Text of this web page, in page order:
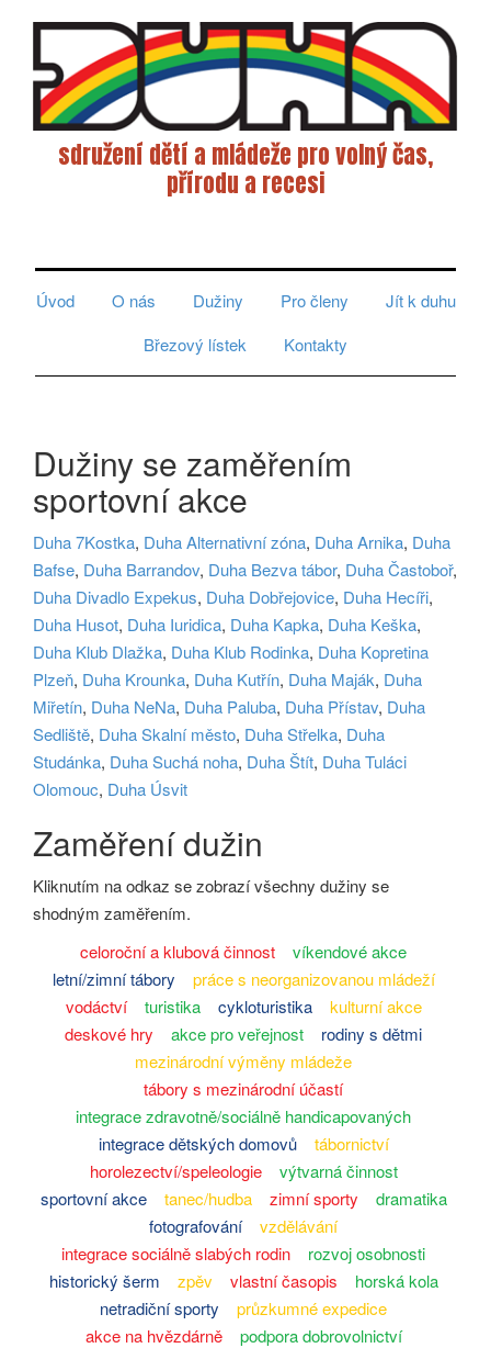
sdružení dětí a mládeže pro volný čas,
přírodu a recesi
Úvod
O nás Dužiny Pro členy
Jít k duhu
Březový lístek
Kontakty
Dužiny se zaměřením
sportovní akce
Duha 7Kostka, Duha Alternativní zóna, Duha Arnika, Duha
Bafse, Duha Barrandov, Duha Bezva tábor, Duha Častoboř,
Duha Divadlo Expekus, Duha Dobřejovice, Duha Hecíři,
Duha Husot, Duha Iuridica, Duha Kapka, Duha Keška,
Duha Klub Dlažka, Duha Klub Rodinka, Duha Kopretina
Plzeň, Duha Krounka, Duha Kutřín, Duha Maják, Duha
Miřetín, Duha NeNa, Duha Paluba, Duha Přístav, Duha
Sedliště, Duha Skalní město, Duha Střelka, Duha
Studánka, Duha Suchá noha, Duha Štít, Duha Tuláci
Olomouc, Duha Úsvit
Zaměření dužin
Kliknutím na odkaz se zobrazí všechny dužiny se
shodným zaměřením.
celoroční a klubová činnost
víkendové akce
letní/zimní tábory
práce s neorganizovanou mládeží
vodáctví
turistika cykloturistika
kulturní akce
deskové hry
akce pro veřejnost
rodiny s dětmi
mezinárodní výměny mládeže
tábory s mezinárodní účastí
integrace zdravotně/sociálně handicapovaných
integrace dětských domovů
tábornictví
horolezectví/speleologie
výtvarná činnost
sportovní akce
tanec/hudba zimní sporty
dramatika
fotografování
vzdělávání
integrace sociálně slabých rodin
rozvoj osobnosti
historický šerm
zpěv vlastní časopis
horská kola
netradiční sporty
průzkumné expedice
akce na hvězdárně
podpora dobrovolnictví